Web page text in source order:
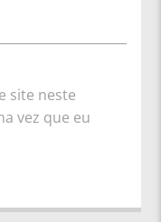
site neste
vez que eu